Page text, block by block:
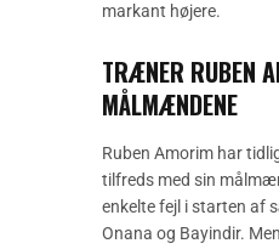
markant højere.
TRÆNER RUBEN
MÅLMÆNDENE
Ruben Amorim har
tilfreds med sin
enkelte fejl i starten af
Onana og Bayindir.